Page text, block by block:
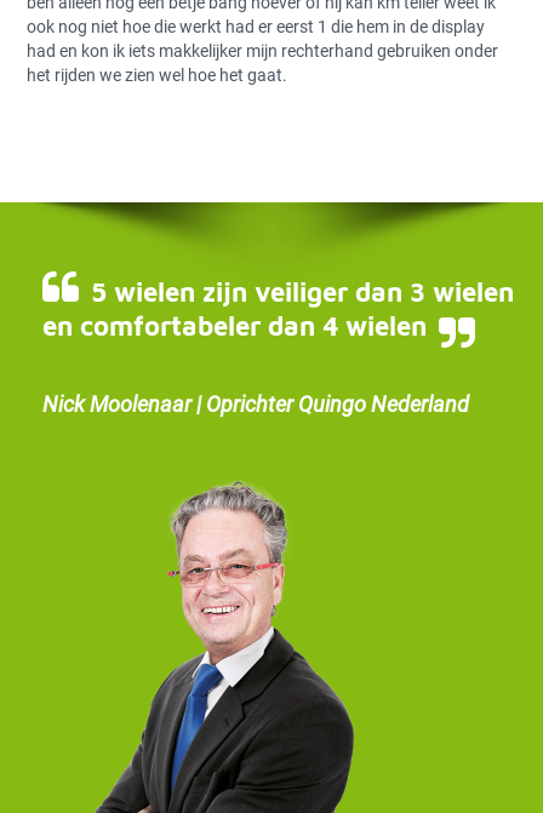
ook nog niet hoe die werkt had er eerst 1 die hem in de display
had en kon ik iets makkelijker mijn rechterhand gebruiken onder
het rijden we zien wel hoe het gaat.
5 wielen zijn veiliger dan 3 wielen
en comfortabeler dan 4 wielen
Nick Moolenaar | Oprichter Quingo Nederland